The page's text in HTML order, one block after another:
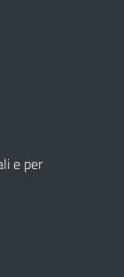
e per